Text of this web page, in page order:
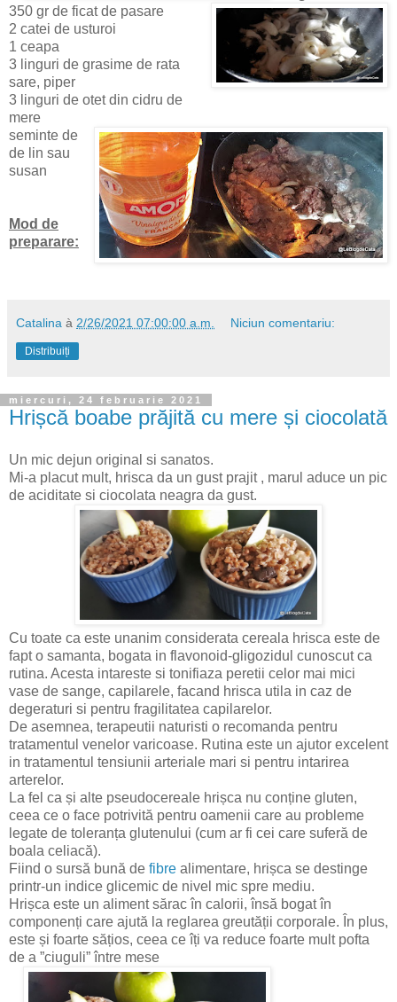
350 gr de ficat de pasare
2 catei de usturoi
1 ceapa
3 linguri de grasime de rata
sare, piper
3 linguri de otet din cidru de
mere
seminte de
de lin sau
susan
Mod de
preparare:
Catalina à 2/26/2021 07:00:00 a.m. Niciun comentariu:
Distribuiți
miercuri, 24 februarie 2021
Hrișcă boabe prăjită cu mere și ciocolată
Un mic dejun original si sanatos.
Mi-a placut mult, hrisca da un gust prajit , marul aduce un pic
de aciditate si ciocolata neagra da gust.
Cu toate ca este unanim considerata cereala hrisca este de
fapt o samanta, bogata in flavonoid-gligozidul cunoscut ca
rutina. Acesta intareste si tonifiaza peretii celor mai mici
vase de sange, capilarele, facand hrisca utila in caz de
degeraturi si pentru fragilitatea capilarelor.
De asemnea, terapeutii naturisti o recomanda pentru
tratamentul venelor varicoase. Rutina este un ajutor excelent
in tratamentul tensiunii arteriale mari si pentru intarirea
arterelor.
La fel ca și alte pseudocereale hrișca nu conține gluten,
ceea ce o face potrivită pentru oamenii care au probleme
legate de toleranța glutenului (cum ar fi cei care suferă de
boala celiacă).
Fiind o sursă bună de fibre alimentare, hrișca se destinge
printr-un indice glicemic de nivel mic spre mediu.
Hrișca este un aliment sărac în calorii, însă bogat în
componenți care ajută la reglarea greutății corporale. În plus,
este și foarte sățios, ceea ce îți va reduce foarte mult pofta
de a ”ciuguli” între mese